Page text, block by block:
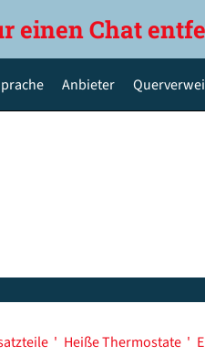
einen Chat
Anbieter
' Heiße Thermostate '